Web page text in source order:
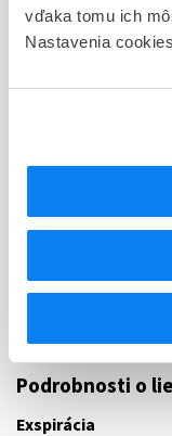
vďaka tomu ich
Nastavenia
Držiteľ, krajina
KRKA, d.d., Novo
06 -
N
N06D
N06DA
Podrobnosti o
Exspirácia